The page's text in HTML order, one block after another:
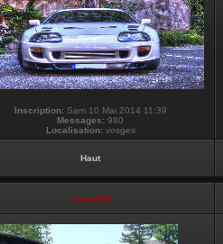
Inscription:Sam 10 Mai 2014 11:39
Messages: 980
Localisation:vosges
Haut
vmax330